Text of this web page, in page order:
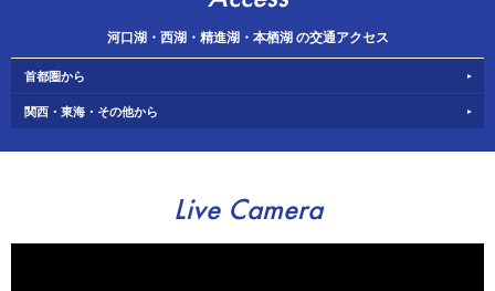
河口湖・西湖・精進湖・本栖湖 の交通アクセス
首都圏から
関西・東海・その他から
Live Camera